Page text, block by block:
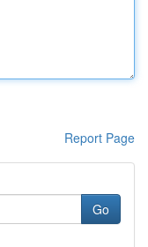
Report Page
Go